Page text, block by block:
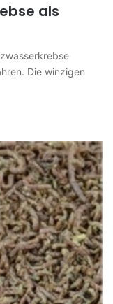
als
Die winzigen